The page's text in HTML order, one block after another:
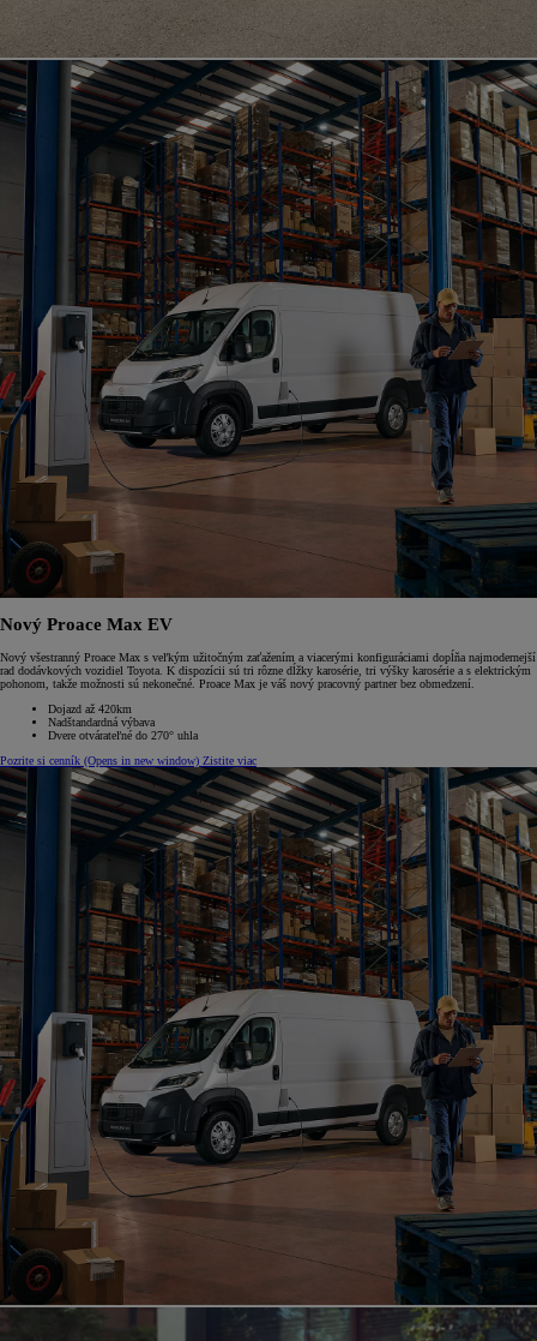
Nový Proace Max EV
Nový všestranný Proace Max s veľkým užitočným zaťažením a viacerými konfiguráciami dopĺňa najmodernejší
rad dodávkových vozidiel Toyota. K dispozícii sú tri rôzne dĺžky karosérie, tri výšky karosérie a s elektrickým
pohonom, takže možnosti sú nekonečné. Proace Max je váš nový pracovný partner bez obmedzení.
Dojazd až 420km
Nadštandardná výbava
Dvere otvárateľné do 270° uhla
Pozrite si cenník (Opens in new window) Zistite viac